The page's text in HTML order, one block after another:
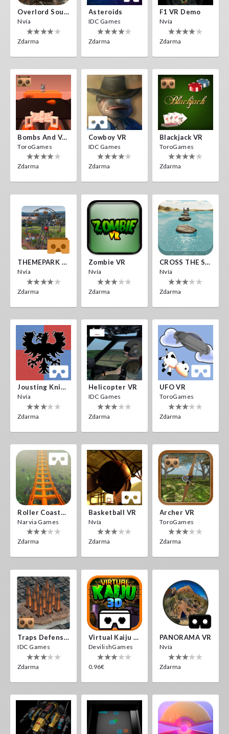
Overlord Souls
Nvía
Zdarma
Asteroids
IDC Games
Zdarma
F1 VR Demo
Nvía
Zdarma
Bombs And Veggies
ToroGames
Zdarma
Cowboy VR
IDC Games
Zdarma
Blackjack VR
ToroGames
Zdarma
THEMEPARK VR
Nvía
Zdarma
Zombie VR
Nvía
Zdarma
CROSS THE SEA
Nvía
Zdarma
Jousting Knights VR
Nvía
Zdarma
Helicopter VR
IDC Games
Zdarma
UFO VR
ToroGames
Zdarma
Roller Coaster VR
Narvia Games
Zdarma
Basketball VR
Nvía
Zdarma
Archer VR
ToroGames
Zdarma
Traps Defense VR
IDC Games
Zdarma
Virtual Kaiju 3D
DevilishGames
0.96€
PANORAMA VR
Nvía
Zdarma